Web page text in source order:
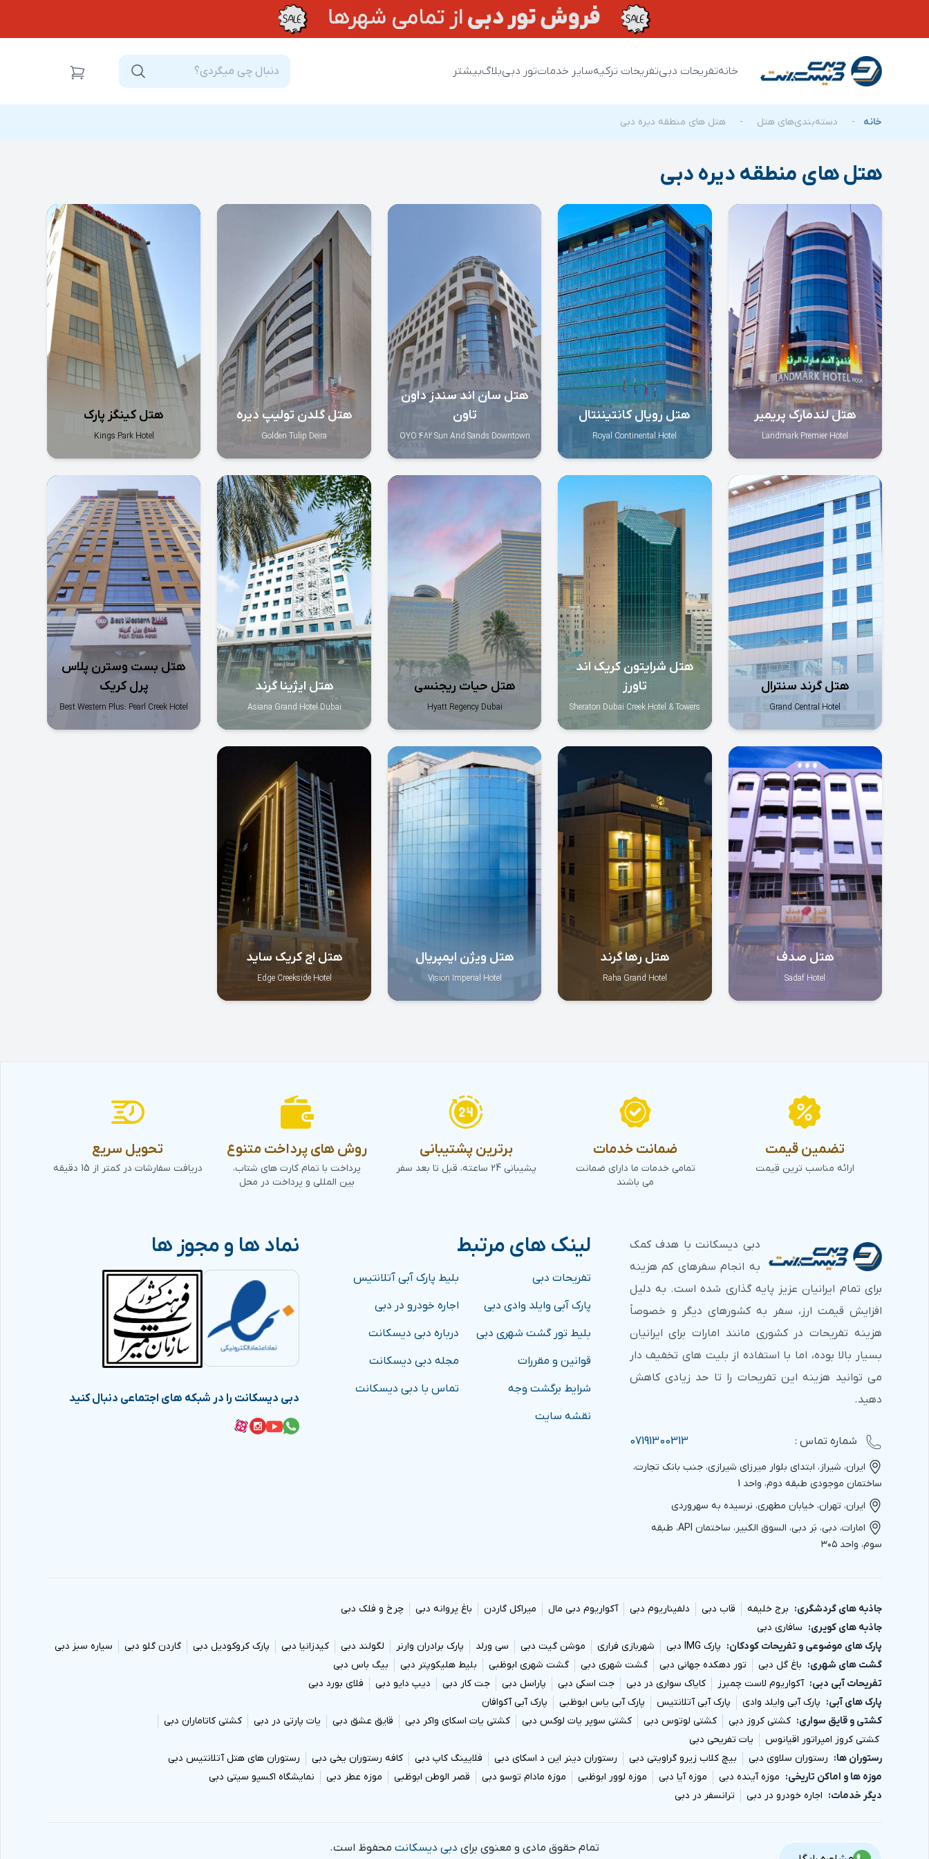
خانهتفریحات دبیتفریحات ترکیهسایر خدماتتور دبیبلاگبیشتر
خانه - دسته‌بندی‌های هتل - هتل های منطقه دیره دبی
هتل های منطقه دیره دبی
هتل لندمارک پریمیر
Landmark Premier Hotel
هتل رویال کانتیننتال
Royal Continental Hotel
هتل سان اند سندز داون
تاون
OYO 482 Sun And Sands Downtown
هتل گلدن تولیپ دیره
Golden Tulip Deira
هتل کینگز پارک
Kings Park Hotel
هتل گرند سنترال
Grand Central Hotel
هتل شرایتون کریک اند
تاورز
Sheraton Dubai Creek Hotel & Towers
هتل حیات ریجنسی
Hyatt Regency Dubai
هتل ایژینا گرند
Asiana Grand Hotel Dubai
هتل بست وسترن پلاس
پرل کریک
Best Western Plus: Pearl Creek Hotel
هتل صدف
Sadaf Hotel
هتل رها گرند
Raha Grand Hotel
هتل ویژن ایمپریال
Vision Imperial Hotel
هتل اج کریک ساید
Edge Creekside Hotel
تضمین قیمت
ارائه مناسب ترین قیمت
ضمانت خدمات
تمامی خدمات ما دارای ضمانت
می باشند
برترین پشتیبانی
پشیبانی 24 ساعته، قبل تا بعد سفر
روش های پرداخت متنوع
پرداخت با تمام کارت های شتاب،
بین المللی و پرداخت در محل
تحویل سریع
دریافت سفارشات در کمتر از 15 دقیقه
دبی دیسکانت با هدف کمک
به انجام سفرهای کم هزینه
برای تمام ایرانیان عزیز پایه گذاری شده است. به دلیل
افزایش قیمت ارز، سفر به کشورهای دیگر و خصوصاً
هزینه تفریحات در کشوری مانند امارات برای ایرانیان
بسیار بالا بوده، اما با استفاده از بلیت های تخفیف دار
می توانید هزینه این تفریحات را تا حد زیادی کاهش
دهید.
شماره‌ تماس : 07191300313
ایران، شیراز، ابتدای بلوار میرزای شیرازی، جنب بانک تجارت،
ساختمان موجودی طبقه دوم، واحد 1
ایران، تهران، خیابان مطهری، نرسیده به سهروردی
امارات، دبی، بَر دبی، السوق الکبیر، ساختمان API، طبقه
سوم، واحد ۳۰۵
لینک های مرتبط
تفریحات دبی
بلیط پارک آبی آتلانتیس
پارک آبی وایلد وادی دبی
اجاره خودرو در دبی
بلیط تور گشت شهری دبی
درباره دبی دیسکانت
قوانین و مقررات
مجله دبی دیسکانت
شرایط برگشت وجه
تماس با دبی دیسکانت
نقشه سایت
نماد ها و مجوز ها
دبی دیسکانت را در شبکه های اجتماعی دنبال کنید
جاذبه های گردشگری برج خلیفه قاب دبی دلفیناریوم دبی آکواریوم دبی مال میراکل گاردن باغ پروانه دبی
چرخ و فلک دبی
جاذبه های کویری
سافاری دبی
پارک های موضوعی و تفریحات کودکان
پارک IMG دبی شهربازی فراری موشن گیت دبی سی ورلد پارک برادران وارنر لگولند دبی کیدزانیا دبی پارک کروکودیل دبی گاردن گلو دبی
سیاره سبز دبی
گشت های شهری
باغ گل دبی تور دهکده جهانی دبی گشت شهری دبی گشت شهری ابوظبی بلیط هلیکوپتر دبی
بیگ باس دبی
تفریحات آبی دبی
آکواریوم لاست چمبرز کایاک سواری در دبی جت اسکی دبی پاراسل دبی جت کار دبی دیپ دایو دبی
فلای بورد دبی
پارک های آبی
پارک آبی وایلد وادی پارک آبی آتلانتیس پارک آبی یاس ابوظبی
پارک آبی آکوافان
کشتی و قایق سواری
کشتی کروز دبی کشتی لوتوس دبی کشتی سوپر یات لوکس دبی کشتی یات اسکای واکر دبی قایق عشق دبی یات پارتی در دبی
کشتی کاتاماران دبی
کشتی کروز امپراتور اقیانوس
یات تفریحی دبی
رستوران ها
رستوران سلاوی دبی بیچ کلاب زیرو گراویتی دبی رستوران دینر این د اسکای دبی فلایینگ کاپ دبی کافه رستوران یخی دبی
رستوران های هتل آتلانتیس دبی
موزه ها و اماکن تاریخی
موزه آینده دبی موزه آیا دبی موزه لوور ابوظبی موزه مادام توسو دبی قصر الوطن ابوظبی موزه عطر دبی
نمایشگاه اکسپو سیتی دبی
دیگر خدمات
اجاره خودرو در دبی ترانسفر در دبی
تمام حقوق مادی و معنوی برای دبی دیسکانت محفوظ است.